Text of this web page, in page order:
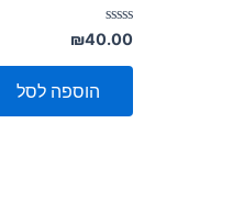
דורג
0
מתוך
₪40.00
הוספה לסל